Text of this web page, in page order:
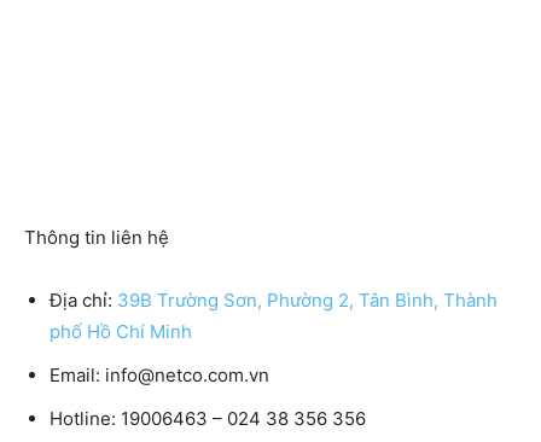
Thông tin liên hệ
Địa chỉ: 39B Trường Sơn, Phường 2, Tân Bình, Thành
phố Hồ Chí Minh
Email: info@netco.com.vn
Hotline: 19006463 – 024 38 356 356